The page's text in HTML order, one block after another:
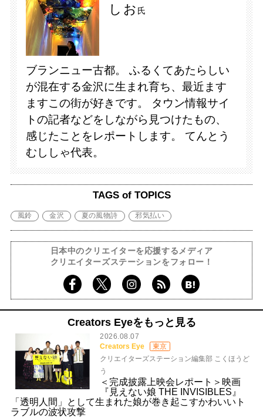
しお 氏
ブランニュー古都。 ふるくてあたらしい
が混在する金沢に生まれ育ち、最近ます
ますこの街が好きです。 タウン情報サイ
トの記者などをしながら見つけたもの、
感じたことをレポートします。 てんとう
むししゃ代表。
TAGS of TOPICS
風鈴 金沢 夏の風物詩 邪気払い
日本中のクリエイターを応援するメディア
クリエイターズステーションをフォロー！
Creators Eyeをもっと見る
2026.08.07
Creators Eye
東京
クリエイターズステーション編集部 こくほうど
う
＜完成披露上映会レポート＞映画
『見えない娘 THE INVISIBLES』
「透明人間」として生まれた娘が巻き起こすかわいいト
ラブルの波状攻撃